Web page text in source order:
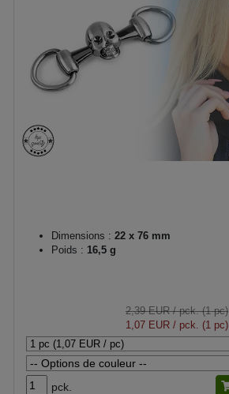
Dimensions : 22 x 76 mm
Poids : 16,5 g
2,39 EUR/ pck. (1 pc)
1,07 EUR / pck. (1 pc)
pck.